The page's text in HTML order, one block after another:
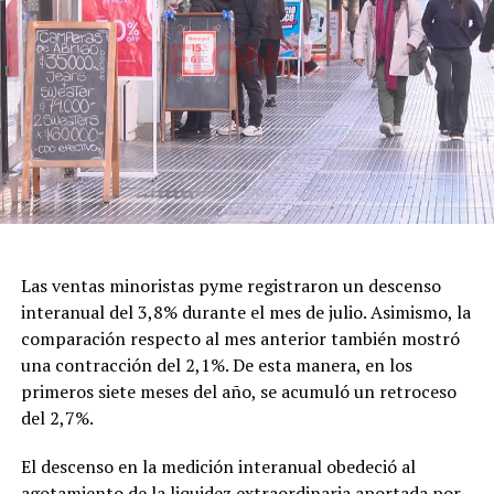
debate. En 2020, Gabriel Lerner, entonces secretario
Nacional de Niñez, Adolescencia y Familia, había
planteado reemplazar la expresión “Día del Niño” con el
argumento de promover una mirada que contemplara la
diversidad de la niñez.
Con el nuevo decreto, la gestión de Milei decidió
recuperar formalmente la denominación tradicional,
Las ventas minoristas pyme registraron un descenso
interanual del 3,8% durante el mes de julio. Asimismo, la
comparación respecto al mes anterior también mostró
una contracción del 2,1%. De esta manera, en los
primeros siete meses del año, se acumuló un retroceso
del 2,7%.
El descenso en la medición interanual obedeció al